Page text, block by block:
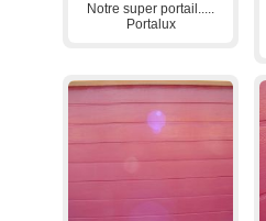
Notre super portail.....
Portalux